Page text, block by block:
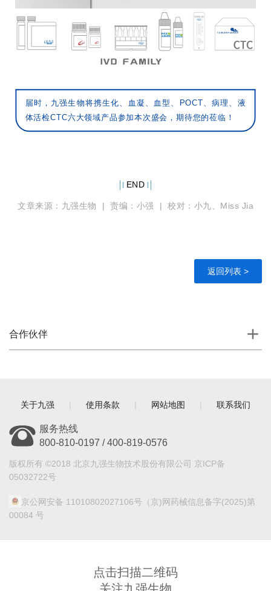
届时，九强生物将携生化、血凝、血型、POCT、病理、液
体活检CTC六大领域产品参加本次盛会，期待您的莅临！
END
文章来源：九强生物 | 责编：小强 | 校对：小九、Miss Jia
返回列表 >
合作伙伴
关于九强 | 使用条款 | 网站地图 | 联系我们
服务热线
800-810-0197 / 400-819-0576
版权所有 ©2018 北京九强生物技术股份有限公司 京ICP备
05032722号
京公网安备 11010802027106号 （京)网药械信息备字(2025)第
00084 号
点击扫描二维码